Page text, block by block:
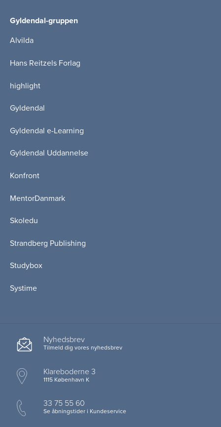
Gyldendal-gruppen
Alvilda
Hans Reitzels Forlag
highlight
Gyldendal
Gyldendal e-Learning
Gyldendal Uddannelse
Konfront
MentorDanmark
Skoledu
Strandberg Publishing
Studybox
Systime
Nyhedsbrev
Tilmeld dig vores nyhedsbrev
Klareboderne 3
1115 København K
33 75 55 60
Se åbningstider i Kundeservice